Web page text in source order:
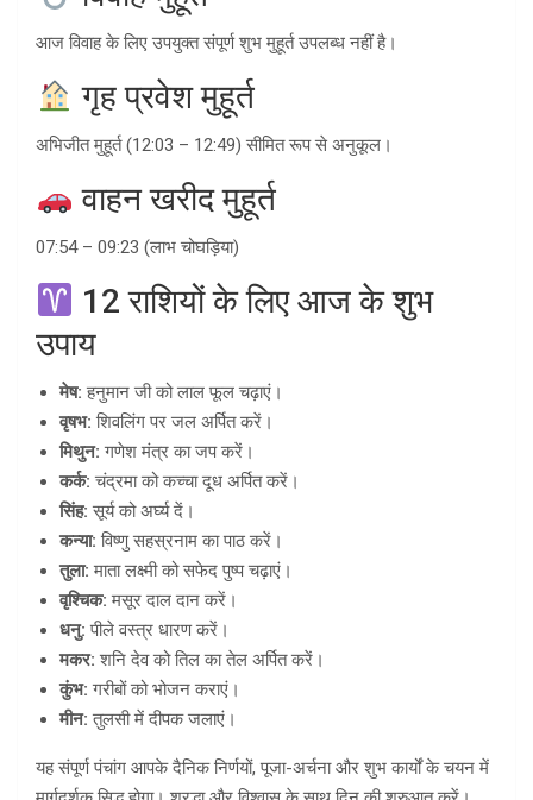
आज विवाह के लिए उपयुक्त संपूर्ण शुभ मुहूर्त उपलब्ध नहीं है।
गृह प्रवेश मुहूर्त
अभिजीत मुहूर्त (12:03 – 12:49) सीमित रूप से अनुकूल।
वाहन खरीद मुहूर्त
07:54 – 09:23 (लाभ चोघड़िया)
12 राशियों के लिए आज के शुभ
उपाय
मेष: हनुमान जी को लाल फूल चढ़ाएं।
वृषभ: शिवलिंग पर जल अर्पित करें।
मिथुन: गणेश मंत्र का जप करें।
कर्क: चंद्रमा को कच्चा दूध अर्पित करें।
सिंह: सूर्य को अर्घ्य दें।
कन्या: विष्णु सहस्रनाम का पाठ करें।
तुला: माता लक्ष्मी को सफेद पुष्प चढ़ाएं।
वृश्चिक: मसूर दाल दान करें।
धनु: पीले वस्त्र धारण करें।
मकर: शनि देव को तिल का तेल अर्पित करें।
कुंभ: गरीबों को भोजन कराएं।
मीन: तुलसी में दीपक जलाएं।
यह संपूर्ण पंचांग आपके दैनिक निर्णयों, पूजा-अर्चना और शुभ कार्यों के चयन में